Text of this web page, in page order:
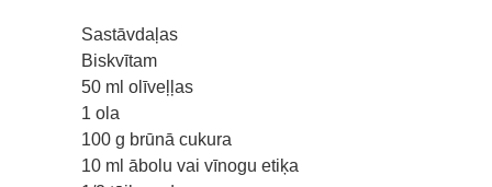
Sastāvdaļas
Biskvītam
50 ml olīveļļas
1 ola
100 g brūnā cukura
10 ml ābolu vai vīnogu etiķa